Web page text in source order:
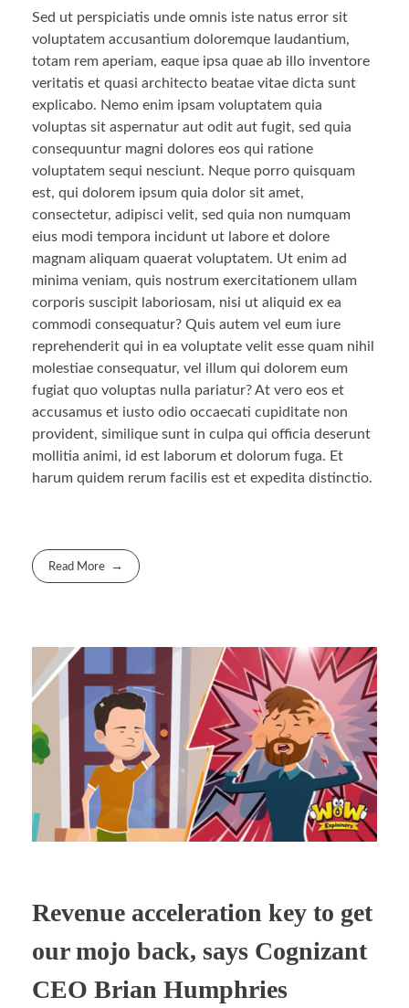
Sed ut perspiciatis unde omnis iste natus error sit
voluptatem accusantium doloremque laudantium,
totam rem aperiam, eaque ipsa quae ab illo inventore
veritatis et quasi architecto beatae vitae dicta sunt
explicabo. Nemo enim ipsam voluptatem quia
voluptas sit aspernatur aut odit aut fugit, sed quia
consequuntur magni dolores eos qui ratione
voluptatem sequi nesciunt. Neque porro quisquam
est, qui dolorem ipsum quia dolor sit amet,
consectetur, adipisci velit, sed quia non numquam
eius modi tempora incidunt ut labore et dolore
magnam aliquam quaerat voluptatem. Ut enim ad
minima veniam, quis nostrum exercitationem ullam
corporis suscipit laboriosam, nisi ut aliquid ex ea
commodi consequatur? Quis autem vel eum iure
reprehenderit qui in ea voluptate velit esse quam nihil
molestiae consequatur, vel illum qui dolorem eum
fugiat quo voluptas nulla pariatur? At vero eos et
accusamus et iusto odio occaecati cupiditate non
provident, similique sunt in culpa qui officia deserunt
mollitia animi, id est laborum et dolorum fuga. Et
harum quidem rerum facilis est et expedita distinctio.
Read More
Revenue acceleration key to get
our mojo back, says Cognizant
CEO Brian Humphries